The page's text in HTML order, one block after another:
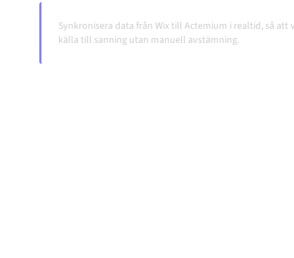
Synkronisera data från Wix till Actemium i realtid, så
källa till sanning utan manuell avstämning.